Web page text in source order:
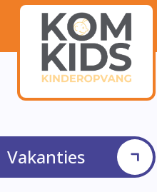
Vakanties